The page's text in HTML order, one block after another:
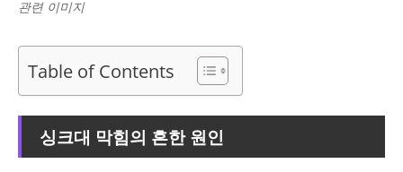
관련 이미지
Table of Contents
싱크대 막힘의 흔한 원인